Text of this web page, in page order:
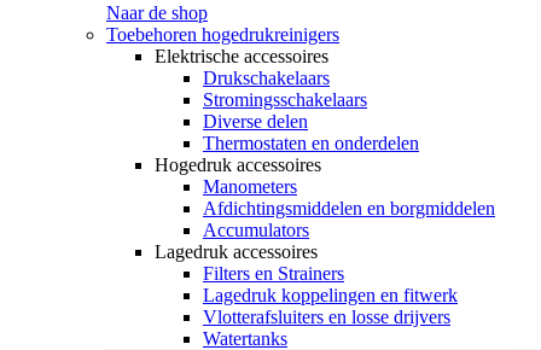
Naar de shop
Toebehoren hogedrukreinigers
Elektrische accessoires
Drukschakelaars
Stromingsschakelaars
Diverse delen
Thermostaten en onderdelen
Hogedruk accessoires
Manometers
Afdichtingsmiddelen en borgmiddelen
Accumulators
Lagedruk accessoires
Filters en Strainers
Lagedruk koppelingen en fitwerk
Vlotterafsluiters en losse drijvers
Watertanks